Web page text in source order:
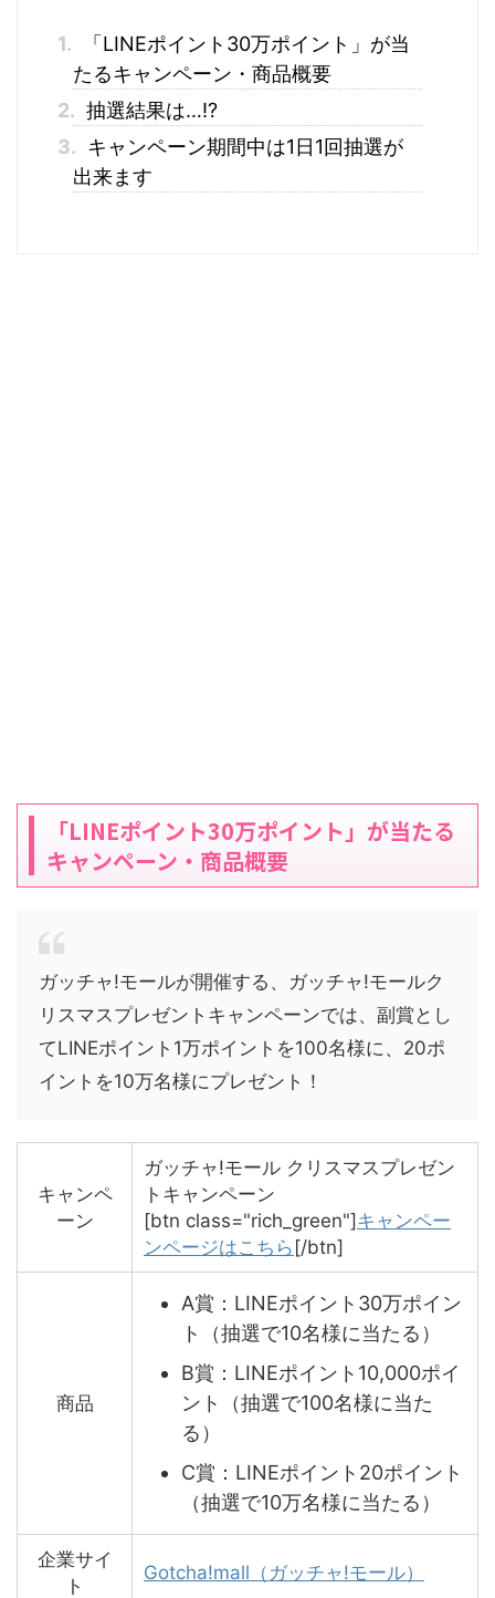
1.
「LINEポイント30万ポイント」が当
たるキャンペーン・商品概要
2. 抽選結果は…!?
3. キャンペーン期間中は1日1回抽選が
出来ます
「LINEポイント30万ポイント」が当たる
キャンペーン・商品概要
ガッチャ!モールが開催する、ガッチャ!モールク
リスマスプレゼントキャンペーンでは、副賞とし
てLINEポイント1万ポイントを100名様に、20ポ
イントを10万名様にプレゼント！
キャンペ
ーン
ガッチャ!モール クリスマスプレゼン
トキャンペーン
[btn class="rich_green"]キャンペー
ンページはこちら [/btn]
商品
A賞：LINEポイント30万ポイン
ト（抽選で10名様に当たる）
B賞：LINEポイント10,000ポイ
ント（抽選で100名様に当た
る）
C賞：LINEポイント20ポイント
（抽選で10万名様に当たる）
企業サイ
ト
Gotcha!mall（ガッチャ!モール）